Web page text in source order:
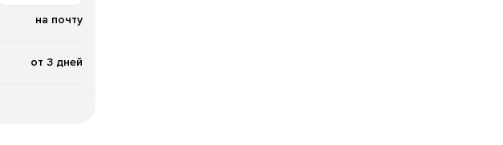
на почту
от 3 дней